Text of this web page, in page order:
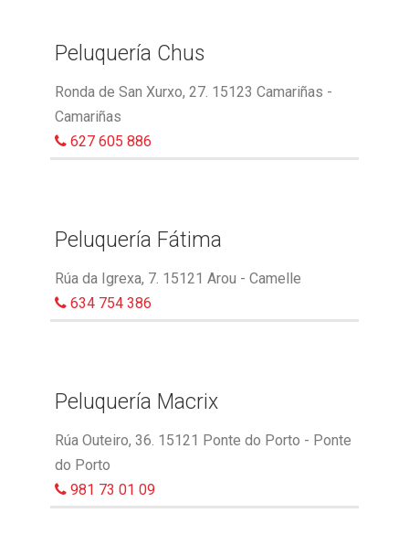
Peluquería Chus
Ronda de San Xurxo, 27. 15123 Camariñas -
Camariñas
627 605 886
Peluquería Fátima
Rúa da Igrexa, 7. 15121 Arou - Camelle
634 754 386
Peluquería Macrix
Rúa Outeiro, 36. 15121 Ponte do Porto - Ponte
do Porto
981 73 01 09